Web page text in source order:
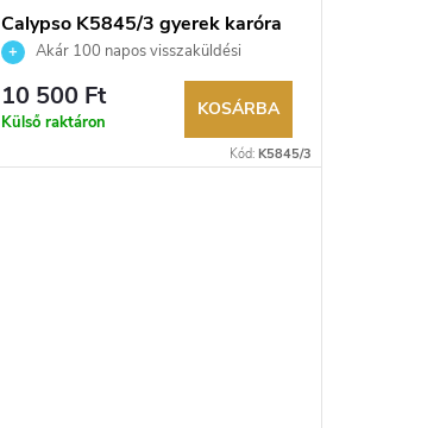
Calypso K5845/3 gyerek karóra
Akár 100 napos visszaküldési
lehetőség. Hivatalos márkakereskedő.
10 500 Ft
Külső raktáron
KOSÁRBA
Kód: K5845/3